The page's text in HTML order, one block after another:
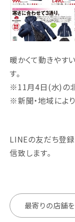
暖かくて動きやす
す。
※11月4日(水)の北
※新聞・地域によ
LINEの友だち登
信致します。
最寄りの店舗